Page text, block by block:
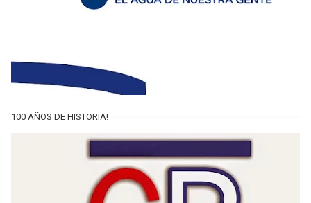
100 AÑOS DE HISTORIA!